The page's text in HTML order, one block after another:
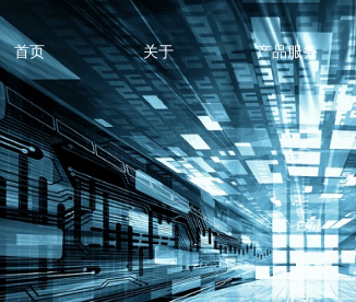
首页 关于 产品服务